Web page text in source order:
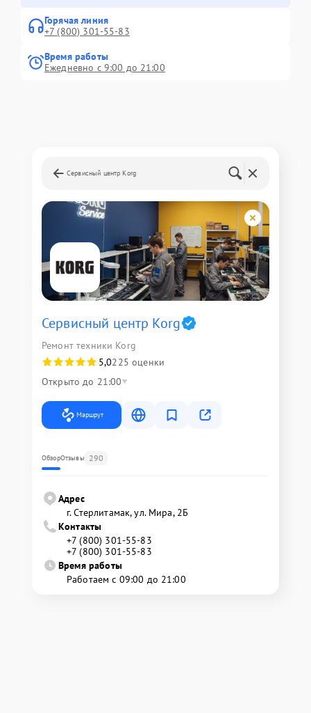
Горячая линия
+7 (800) 301-55-83
Время работы
Ежедневно с 9:00 до 21:00
Сервисный центр Korg
Сервисный центр Korg
Ремонт техники Korg
5,0225 оценки
Открыто до 21:00
Маршрут
ОбзорОтзывы 290
Адрес
г. Стерлитамак, ул. Мира, 2Б
Контакты
+7 (800) 301-55-83
+7 (800) 301-55-83
Время работы
Работаем с 09:00 до 21:00